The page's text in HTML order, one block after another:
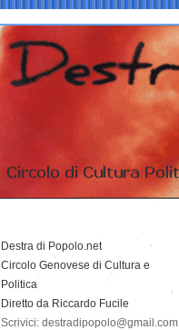
Destra di Popolo.net
Circolo Genovese di Cultura e
Politica
Diretto da Riccardo Fucile
Scrivici: destradipopolo@gmail.com